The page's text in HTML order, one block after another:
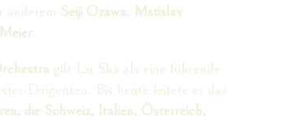
Seiji Ozawa, Mstislav
.
gilt Liu Sha als eine führende
Dirigenten. Bis heute leitete er das
die Schweiz, Italien, Österreich,